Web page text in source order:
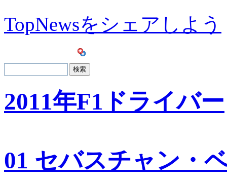
TopNewsをシェアしよう
2011年F1ドライバー
01 セバスチャン・